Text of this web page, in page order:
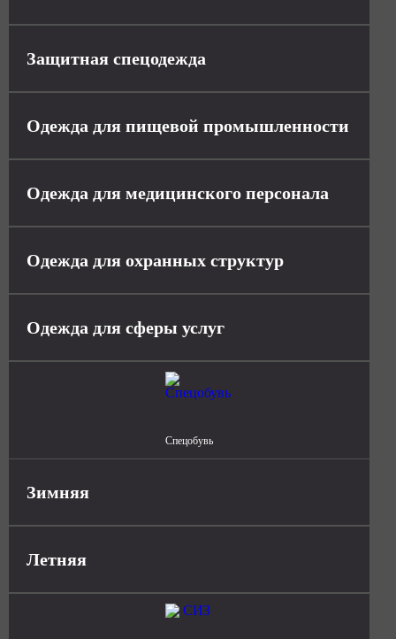
Защитная спецодежда
Одежда для пищевой промышленности
Одежда для медицинского персонала
Одежда для охранных структур
Одежда для сферы услуг
Спецобувь
Зимняя
Летняя